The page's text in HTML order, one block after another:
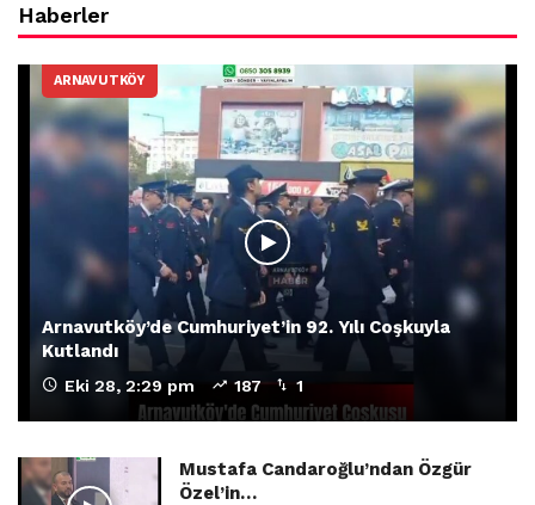
Haberler
ARNAVUTKÖY
Arnavutköy’de Cumhuriyet’in 92. Yılı Coşkuyla
Kutlandı
Eki 28, 2:29 pm 187 1
Mustafa Candaroğlu’ndan Özgür
Özel’in…